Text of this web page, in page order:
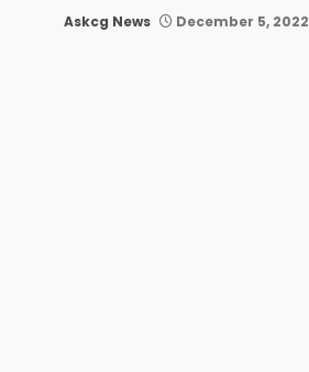
Askcg News December 5, 2022